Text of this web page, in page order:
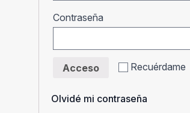
Contraseña
Recuérdame
Acceso
Olvidé mi contraseña